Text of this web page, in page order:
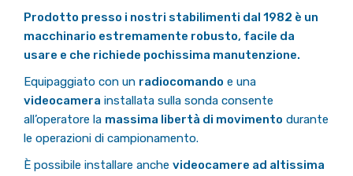
Prodotto presso i nostri stabilimenti dal 1982 è un
macchinario estremamente robusto, facile da
usare e che richiede pochissima manutenzione.
Equipaggiato con un radiocomando e una
videocamera installata sulla sonda consente
all’operatore la massima libertà di movimento durante
le operazioni di campionamento.
È possibile installare anche videocamere ad altissima